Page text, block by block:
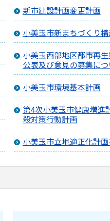
新市建設計画変更計画
小美玉市新まちづくり
小美玉西部地区都市再
公表及び意見の募集に
小美玉市環境基本計画
第4次小美玉市健康増進
殺対策行動計画
小美玉市立地適正化計